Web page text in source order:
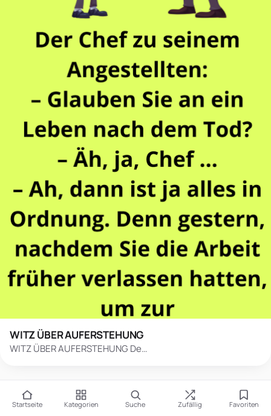
WITZ ÜBER AUFERSTEHUNG
WITZ ÜBER AUFERSTEHUNG De…
Startseite Kategorien Suche Zufällig Favoriten